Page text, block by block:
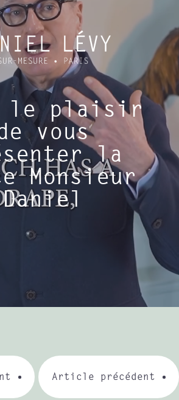
le plaisir
vous
la
Monsieur
Daniel
Article précédent